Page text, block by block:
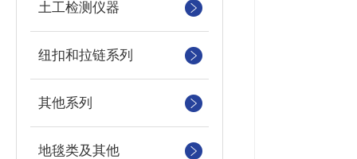
土工检测仪器
纽扣和拉链系列
其他系列
地毯类及其他